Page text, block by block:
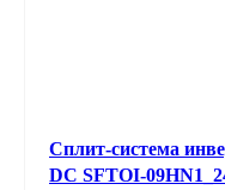
Сплит-система
DC SFTOI-